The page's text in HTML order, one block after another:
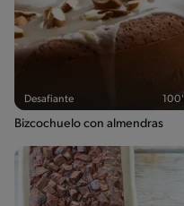
Desafiante 100'
Bizcochuelo con almendras